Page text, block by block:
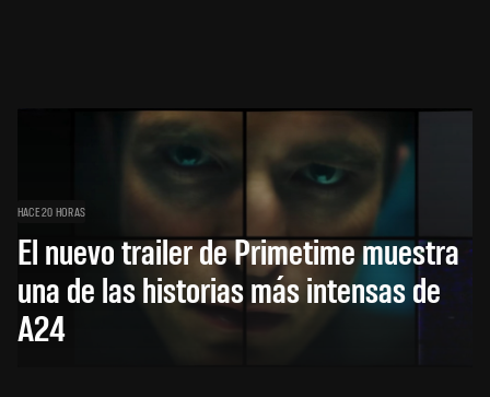
HACE 20 HORAS
El nuevo trailer de Primetime muestra
una de las historias más intensas de
A24